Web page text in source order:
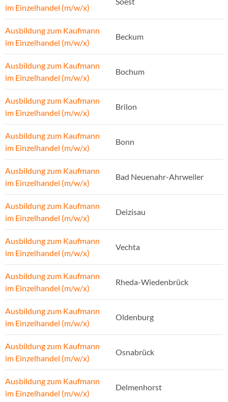
im Einzelhandel (m/w/x)
Ausbildung zum Kaufmann
im Einzelhandel (m/w/x)
Beckum
Ausbildung zum Kaufmann
im Einzelhandel (m/w/x)
Bochum
Ausbildung zum Kaufmann
im Einzelhandel (m/w/x)
Brilon
Ausbildung zum Kaufmann
im Einzelhandel (m/w/x)
Bonn
Ausbildung zum Kaufmann
im Einzelhandel (m/w/x)
Bad Neuenahr-Ahrweiler
Ausbildung zum Kaufmann
im Einzelhandel (m/w/x)
Deizisau
Ausbildung zum Kaufmann
im Einzelhandel (m/w/x)
Vechta
Ausbildung zum Kaufmann
im Einzelhandel (m/w/x)
Rheda-Wiedenbrück
Ausbildung zum Kaufmann
im Einzelhandel (m/w/x)
Oldenburg
Ausbildung zum Kaufmann
im Einzelhandel (m/w/x)
Osnabrück
Ausbildung zum Kaufmann
im Einzelhandel (m/w/x)
Delmenhorst